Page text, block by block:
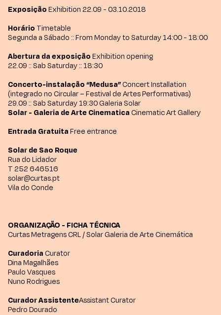
ExposiçãoExhibition 22.09 - 03.10.2018
Horário Timetable
Segunda a Sábado :: From Monday to Saturday 14:00 - 18:00
Abertura da exposiçãoExhibition opening
22.09 :: Sab Saturday :: 18:30
Concerto-instalação “Medusa”Concert Installation
(integrado no Circular – Festival de Artes Performativas)
29.09 :: Sab Saturday 19:30 Galeria Solar
Solar - Galeria de Arte CinematicaCinematic Art Gallery
Entrada GratuitaFree entrance
Solar de Sao Roque
Rua do Lidador
T 252 646516
solar@curtas.pt
Vila do Conde
ORGANIZAÇÃO - FICHA TÉCNICA
Curtas Metragens CRL / Solar Galeria de Arte Cinemática
CuradoriaCurator
Dina Magalhães
Paulo Vasques
Nuno Rodrigues
Curador AssistenteAssistant Curator
Pedro Dourado